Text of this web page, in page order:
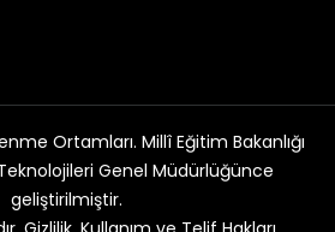
Ortamları. Millî Eğitim Bakanlığı
Genel Müdürlüğünce
geliştirilmiştir.